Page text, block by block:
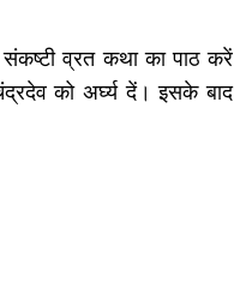
व्रत कथा का पाठ करें
को अर्घ्य दें। इसके बाद